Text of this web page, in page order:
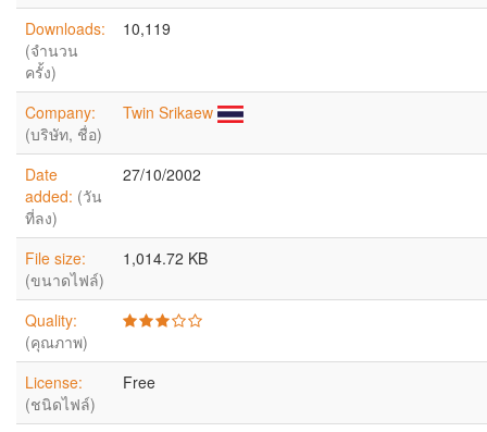
Downloads:
(จำนวน
ครั้ง)
10,119
Company:
(บริษัท, ชื่อ)
Twin Srikaew
Date
added: (วัน
ที่ลง)
27/10/2002
File size:
(ขนาดไฟล์)
1,014.72 KB
Quality:
(คุณภาพ)
License:
(ชนิดไฟล์)
Free